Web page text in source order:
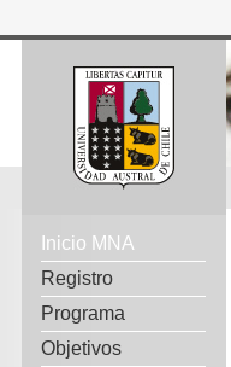
Inicio MNA
Registro
Programa
Objetivos